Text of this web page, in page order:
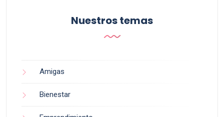
Nuestros temas
Amigas
Bienestar